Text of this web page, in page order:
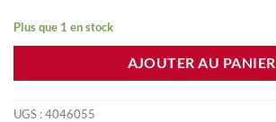
Plus que 1 en stock
AJOUTER AU PANIER
UGS :4046055